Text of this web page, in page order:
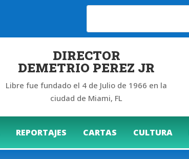
DIRECTOR
DEMETRIO PEREZ JR
Libre fue fundado el 4 de Julio de 1966 en la
ciudad de Miami, FL
REPORTAJES CARTAS CULTURA